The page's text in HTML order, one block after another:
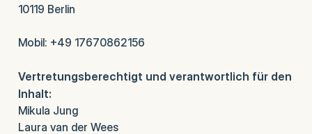
10119 Berlin
Mobil: +49 17670862156
Vertretungsberechtigt und verantwortlich für den
Inhalt:
Mikula Jung
Laura van der Wees